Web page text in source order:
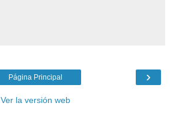
›
Página Principal
Ver la versión web